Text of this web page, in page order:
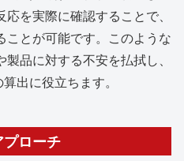
を実際に確認することで、
とが可能です。このような
品に対する不安を払拭し、
出に役立ちます。
ローチ